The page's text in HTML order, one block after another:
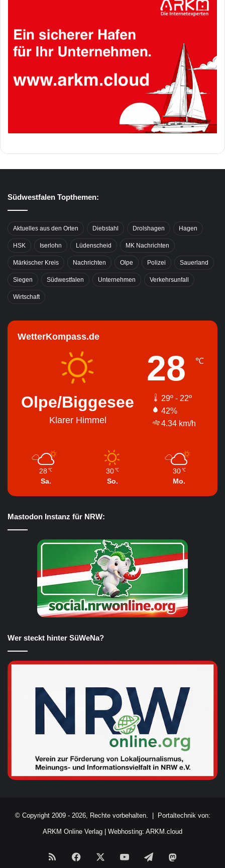
Südwestfalen Topthemen:
Aktuelles aus den Orten Diebstahl Drolshagen Hagen
HSK Iserlohn Lüdenscheid MK Nachrichten
Märkischer Kreis Nachrichten Olpe Polizei Sauerland
Siegen Südwestfalen Unternehmen Verkehrsunfall
Wirtschaft
WetterKompass.de
Olpe/Biggesee
Klarer Himmel
28 ℃
29º - 22º
42%
4.34 km/h
28 ℃
Sa.
30 ℃
So.
30 ℃
Mo.
Mastodon Instanz für NRW:
Wer steckt hinter SüWeNa?
© Copyright 2009 - 2026, Rechte vorbehalten. | Portaltechnik von:
ARKM Online Verlag Webhosting: ARKM.cloud
RSS Facebook YouTubeTelegram